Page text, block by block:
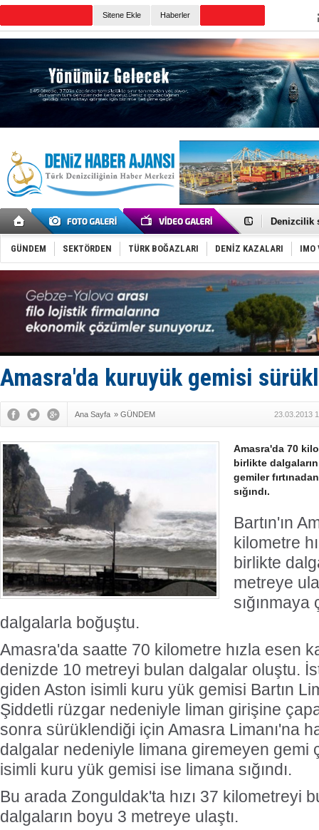
Sitene Ekle Haberler
Rusya,
Denizcilik
‘14.
Taksi
TÜRKLİM
SOCAR
Dünyanın
Keşfedildi:
Van’da
GÜNDEM SEKTÖRDEN TÜRK BOĞAZLARI DENİZ KAZALARI IMO
Amasra'da kuruyük gemisi
Ana Sayfa » GÜNDEM 23.03.2013
Amasra'da 70
birlikte
gemiler
sığındı.
Bartın'ın
kilometre
birlikte
metreye
sığınmaya
dalgalarla boğuştu.
Amasra'da saatte 70 kilometre hızla esen
denizde 10 metreyi bulan dalgalar oluştu.
giden Aston isimli kuru yük gemisi Bartın
Şiddetli rüzgar nedeniyle liman girişine
sonra sürüklendiği için Amasra Limanı'na
dalgalar nedeniyle limana giremeyen gemi
isimli kuru yük gemisi ise limana sığındı.
Bu arada Zonguldak'ta hızı 37 kilometreyi
dalgaların boyu 3 metreye ulaştı.